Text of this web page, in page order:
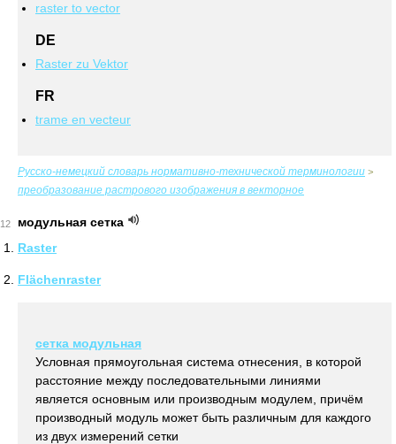
raster to vector
DE
Raster zu Vektor
FR
trame en vecteur
Русско-немецкий словарь нормативно-технической терминологии >
преобразование растрового изображения в векторное
12
модульная сетка
Raster
Flächenraster
сетка модульная
Условная прямоугольная система отнесения, в которой
расстояние между последовательными линиями
является основным или производным модулем, причём
производный модуль может быть различным для каждого
из двух измерений сетки